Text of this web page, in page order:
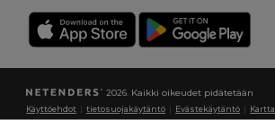
2026. Kaikki oikeudet pidätetään
Käyttöehdot |tietosuojakäytäntö Evästekäytäntö Kartta